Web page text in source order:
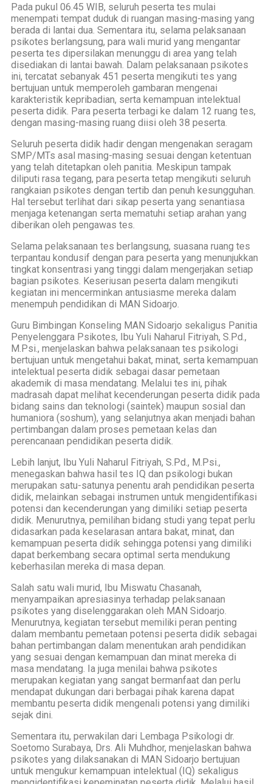
Pada pukul 06.45 WIB, seluruh peserta tes mulai
menempati tempat duduk di ruangan masing-masing yang
berada di lantai dua. Sementara itu, selama pelaksanaan
psikotes berlangsung, para wali murid yang mengantar
peserta tes dipersilakan menunggu di area yang telah
disediakan di lantai bawah. Dalam pelaksanaan psikotes
ini, tercatat sebanyak 451 peserta mengikuti tes yang
bertujuan untuk memperoleh gambaran mengenai
karakteristik kepribadian, serta kemampuan intelektual
peserta didik. Para peserta terbagi ke dalam 12 ruang tes,
dengan masing-masing ruang diisi oleh 38 peserta.
Seluruh peserta didik hadir dengan mengenakan seragam
SMP/MTs asal masing-masing sesuai dengan ketentuan
yang telah ditetapkan oleh panitia. Meskipun tampak
diliputi rasa tegang, para peserta tetap mengikuti seluruh
rangkaian psikotes dengan tertib dan penuh kesungguhan.
Hal tersebut terlihat dari sikap peserta yang senantiasa
menjaga ketenangan serta mematuhi setiap arahan yang
diberikan oleh pengawas tes.
Selama pelaksanaan tes berlangsung, suasana ruang tes
terpantau kondusif dengan para peserta yang menunjukkan
tingkat konsentrasi yang tinggi dalam mengerjakan setiap
bagian psikotes. Keseriusan peserta dalam mengikuti
kegiatan ini mencerminkan antusiasme mereka dalam
menempuh pendidikan di MAN Sidoarjo.
Guru Bimbingan Konseling MAN Sidoarjo sekaligus Panitia
Penyelenggara Psikotes, Ibu Yuli Naharul Fitriyah, S.Pd.,
M.Psi., menjelaskan bahwa pelaksanaan tes psikologi
bertujuan untuk mengetahui bakat, minat, serta kemampuan
intelektual peserta didik sebagai dasar pemetaan
akademik di masa mendatang. Melalui tes ini, pihak
madrasah dapat melihat kecenderungan peserta didik pada
bidang sains dan teknologi (saintek) maupun sosial dan
humaniora (soshum), yang selanjutnya akan menjadi bahan
pertimbangan dalam proses pemetaan kelas dan
perencanaan pendidikan peserta didik.
Lebih lanjut, Ibu Yuli Naharul Fitriyah, S.Pd., M.Psi.,
menegaskan bahwa hasil tes IQ dan psikologi bukan
merupakan satu-satunya penentu arah pendidikan peserta
didik, melainkan sebagai instrumen untuk mengidentifikasi
potensi dan kecenderungan yang dimiliki setiap peserta
didik. Menurutnya, pemilihan bidang studi yang tepat perlu
didasarkan pada keselarasan antara bakat, minat, dan
kemampuan peserta didik sehingga potensi yang dimiliki
dapat berkembang secara optimal serta mendukung
keberhasilan mereka di masa depan.
Salah satu wali murid, Ibu Miswatu Chasanah,
menyampaikan apresiasinya terhadap pelaksanaan
psikotes yang diselenggarakan oleh MAN Sidoarjo.
Menurutnya, kegiatan tersebut memiliki peran penting
dalam membantu pemetaan potensi peserta didik sebagai
bahan pertimbangan dalam menentukan arah pendidikan
yang sesuai dengan kemampuan dan minat mereka di
masa mendatang. Ia juga menilai bahwa psikotes
merupakan kegiatan yang sangat bermanfaat dan perlu
mendapat dukungan dari berbagai pihak karena dapat
membantu peserta didik mengenali potensi yang dimiliki
sejak dini.
Sementara itu, perwakilan dari Lembaga Psikologi dr.
Soetomo Surabaya, Drs. Ali Muhdhor, menjelaskan bahwa
psikotes yang dilaksanakan di MAN Sidoarjo bertujuan
untuk mengukur kemampuan intelektual (IQ) sekaligus